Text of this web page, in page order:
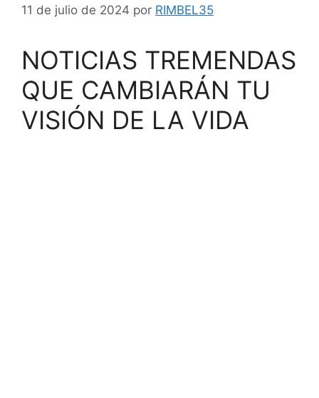
11 de julio de 2024 por RIMBEL35
NOTICIAS TREMENDAS
QUE CAMBIARÁN TU
VISIÓN DE LA VIDA